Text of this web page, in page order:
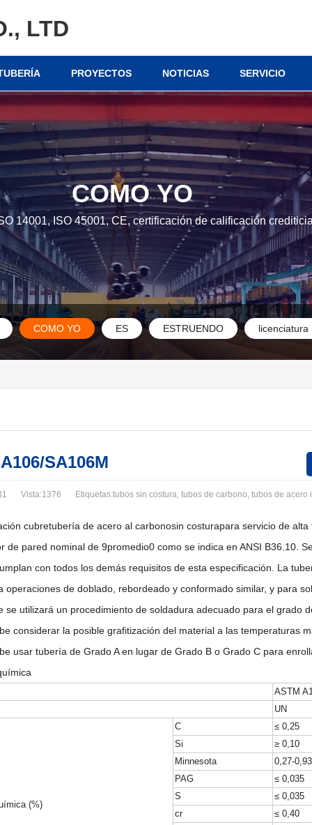
LTD
PROYECTOS NOTICIAS SERVICIO
COMO YO ES ESTRUENDO licenciatura
COMO YO
14001, ISO 45001, CE, certificación de calificación
SA106M
Vista:1376 Etiquetas:tubos sin costura, tubos de carbono, tubos de
cubretubería de acero al carbonosin costurapara servicio de
de pared nominal de 9promedio0 como se indica en ANSI B36.10.
con todos los demás requisitos de esta especificación. La
operaciones de doblado, rebordeado y conformado similar, y para
se utilizará un procedimiento de soldadura adecuado para el grado
considerar la posible grafitización del material a las temperaturas
usar tubería de Grado A en lugar de Grado B o Grado C para
ASTM
UN
(%)
C ≤ 0,25
Si
≥ 0,10
Minnesota
0,27-0,93
PAG
≤ 0,035
S
≤ 0,035
cr
≤ 0,40